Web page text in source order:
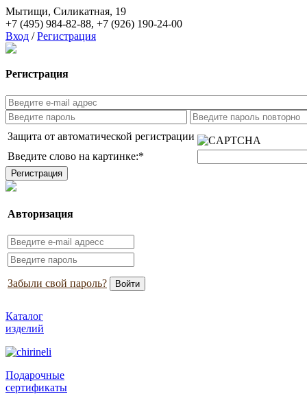
Мытищи, Силикатная, 19
+7 (495) 984-82-88, +7 (926) 190-24-00
Вход / Регистрация
Регистрация
Защита от автоматической регистрации
Введите слово на картинке:*
Авторизация
Забыли свой пароль?
Каталог
изделий
Подарочные
сертификаты